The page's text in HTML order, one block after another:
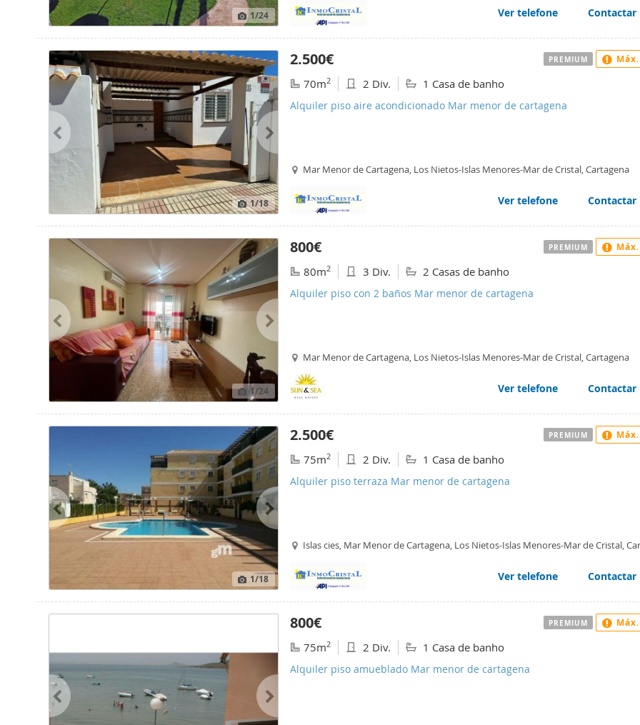
1/24 Ver telefone Contactar
1/18
2.500€
70m2 2 Div. 1 Casa de banho
Alquiler piso aire acondicionado Mar menor de cartagena
Mar Menor de Cartagena, Los Nietos-Islas Menores-Mar de Cristal, Cartagena
Ver telefone Contactar
PREMIUM
1/24
800€
80m2 3 Div. 2 Casas de banho
Alquiler piso con 2 baños Mar menor de cartagena
Mar Menor de Cartagena, Los Nietos-Islas Menores-Mar de Cristal, Cartagena
Ver telefone Contactar
PREMIUM
1/18
2.500€
75m2 2 Div. 1 Casa de banho
Alquiler piso terraza Mar menor de cartagena
Islas cies, Mar Menor de Cartagena, Los Nietos-Islas Menores-Mar de Cristal,
Ver telefone Contactar
PREMIUM
800€
75m2 2 Div. 1 Casa de banho
Alquiler piso amueblado Mar menor de cartagena
PREMIUM